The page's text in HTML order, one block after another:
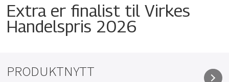
Extra er finalist til Virkes
Handelspris 2026
PRODUKTNYTT